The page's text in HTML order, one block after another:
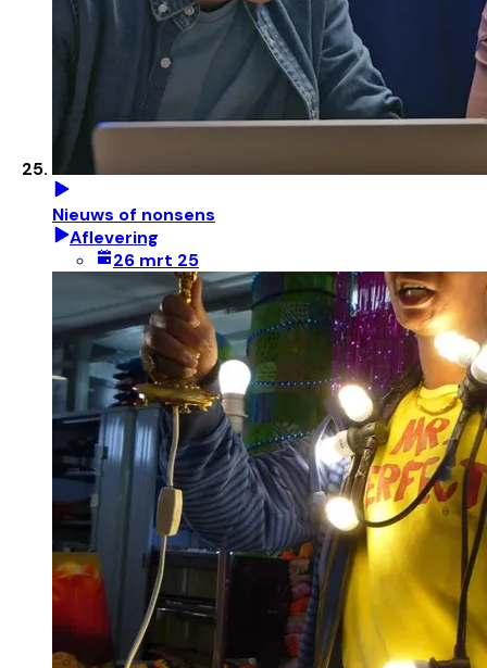
Nieuws of nonsens
Aflevering
26 mrt 25